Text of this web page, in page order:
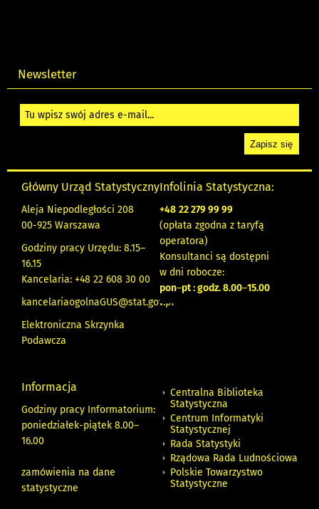
Newsletter
Główny Urząd Statystyczny
Aleja Niepodległości 208
00-925 Warszawa
Godziny pracy Urzędu: 8.15–
16.15
Kancelaria: +48 22 608 30 00
kancelariaogolnaGUS@stat.gov.pl
Elektroniczna Skrzynka
Podawcza
Infolinia Statystyczna:
+48 22 279 99 99
(opłata zgodna z taryfą
operatora)
Konsultanci są dostępni
w dni robocze:
pon–pt : godz. 8.00–15.00
Informacja
Godziny pracy Informatorium:
poniedziałek-piątek 8.00–
16.00
zamówienia na dane
statystyczne
Centralna Biblioteka
Statystyczna
Centrum Informatyki
Statystycznej
Rada Statystyki
Rządowa Rada Ludnościowa
Polskie Towarzystwo
Statystyczne